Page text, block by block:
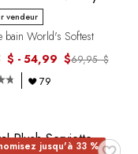
vendeur
bain World's Softest
$ - 54,99 $69,95 $
79
♥
jusqu'à 33 %